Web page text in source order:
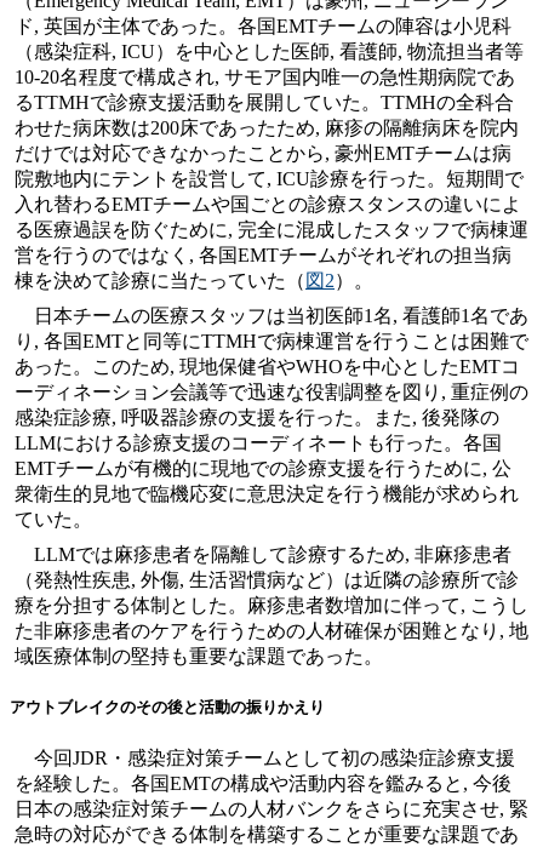
ド, 英国が主体であった。各国EMTチームの陣容は小児科
（感染症科, ICU）を中心とした医師, 看護師, 物流担当者等
10-20名程度で構成され, サモア国内唯一の急性期病院であ
るTTMHで診療支援活動を展開していた。TTMHの全科合
わせた病床数は200床であったため, 麻疹の隔離病床を院内
だけでは対応できなかったことから, 豪州EMTチームは病
院敷地内にテントを設営して, ICU診療を行った。短期間で
入れ替わるEMTチームや国ごとの診療スタンスの違いによ
る医療過誤を防ぐために, 完全に混成したスタッフで病棟運
営を行うのではなく, 各国EMTチームがそれぞれの担当病
棟を決めて診療に当たっていた（ 図2）。
日本チームの医療スタッフは当初医師1名, 看護師1名であ
り, 各国EMTと同等にTTMHで病棟運営を行うことは困難で
あった。このため, 現地保健省やWHOを中心としたEMTコ
ーディネーション会議等で迅速な役割調整を図り, 重症例の
感染症診療, 呼吸器診療の支援を行った。また, 後発隊の
LLMにおける診療支援のコーディネートも行った。各国
EMTチームが有機的に現地での診療支援を行うために, 公
衆衛生的見地で臨機応変に意思決定を行う機能が求められ
ていた。
LLMでは麻疹患者を隔離して診療するため, 非麻疹患者
（発熱性疾患, 外傷, 生活習慣病など）は近隣の診療所で診
療を分担する体制とした。麻疹患者数増加に伴って, こうし
た非麻疹患者のケアを行うための人材確保が困難となり, 地
域医療体制の堅持も重要な課題であった。
アウトブレイクのその後と活動の振りかえり
今回JDR・感染症対策チームとして初の感染症診療支援
を経験した。各国EMTの構成や活動内容を鑑みると, 今後
日本の感染症対策チームの人材バンクをさらに充実させ, 緊
急時の対応ができる体制を構築することが重要な課題であ